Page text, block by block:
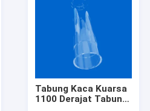
Tabung Kaca Kuarsa
1100 Derajat Tabung